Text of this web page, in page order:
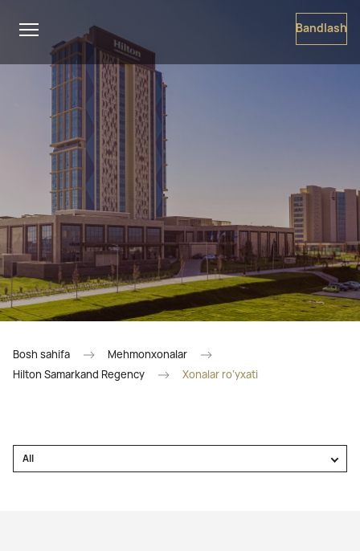
Bandlash
Bosh sahifa
Mehmonxonalar
Hilton Samarkand Regency
Xonalar ro‘yxati
All